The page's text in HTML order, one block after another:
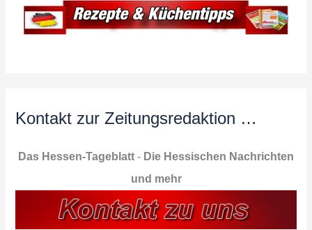
Kontakt zur Zeitungsredaktion …
Das Hessen-Tageblatt - Die Hessischen Nachrichten
und mehr